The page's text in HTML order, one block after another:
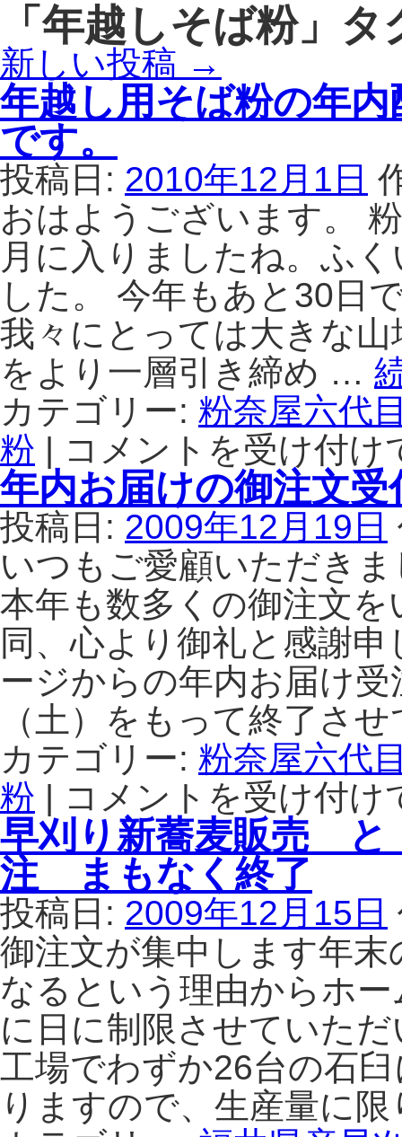
「年越しそば粉」タ
新しい投稿 →
年越し用そば粉の年
です。
投稿日: 2010年12月1日
おはようございます。
月に入りましたね。ふ
した。 今年もあと30日
我々にとっては大きな
をより一層引き締め …
カテゴリー: 粉奈屋六代
粉 |
年
越
し
用
そ
ば
粉
の
年
配
達
受
付
は、
12
20
日
ま
で
す。
コメントを受け付け
年内お届けの御注文
投稿日: 2009年12月19日
いつもご愛顧いただき
本年も数多くの御注文
同、心より御礼と感謝
ージからの年内お届け
（土）をもって終了さ
カテゴリー: 粉奈屋六代
粉 |
年
内
届
の
御
文
付
を
修
了
い
し
コメントを受け付け
早刈り新蕎麦販売
注 まもなく終了
投稿日: 2009年12月15日
御注文が集中します年
なるという理由からホ
に日に制限させていた
工場でわずか26台の石
りますので、生産量に